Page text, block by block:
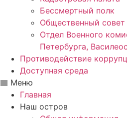
Бессмертный полк
Общественный совет
Отдел Военного
Петербурга,
Противодействие
Доступная среда
Меню
Главная
Наш остров